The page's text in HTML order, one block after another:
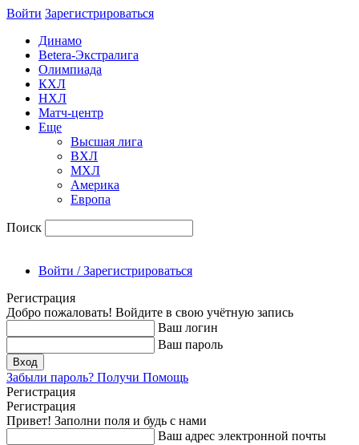
Войти Зарегиcтрироваться
Динамо
Betera-Экстралига
Олимпиада
КХЛ
НХЛ
Матч-центр
Еще
Высшая лига
ВХЛ
МХЛ
Америка
Европа
Поиск
Войти / Зарегистрироваться
Регистрация
Добро пожаловать! Войдите в свою учётную запись
Ваш логин
Ваш пароль
Забыли пароль? Получи Помощь
Регистрация
Регистрация
Привет! Заполни поля и будь с нами
Ваш адрес электронной почты